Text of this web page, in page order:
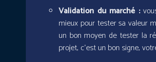
Validation du marché :
mieux pour tester sa valeur
un bon moyen de tester la
projet, c’est un bon signe,